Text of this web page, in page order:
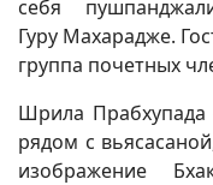
себя
Гуру Махарадже.
группа почетных
Шрила Прабхупада
рядом с
изображение